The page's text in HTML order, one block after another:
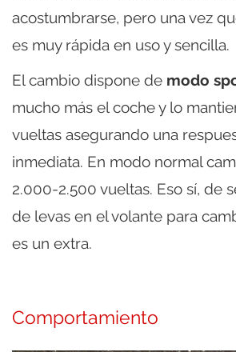
acostumbrarse, pero una vez
es muy rápida en uso y sencilla.
El cambio dispone de modo
mucho más el coche y lo
vueltas asegurando una
inmediata. En modo normal
2.000-2.500 vueltas. Eso sí, de
de levas en el volante para
es un extra.
Comportamiento